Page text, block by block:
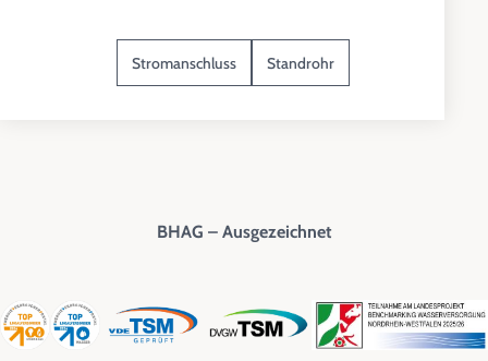
Stromanschluss Standrohr
BHAG – Ausgezeichnet